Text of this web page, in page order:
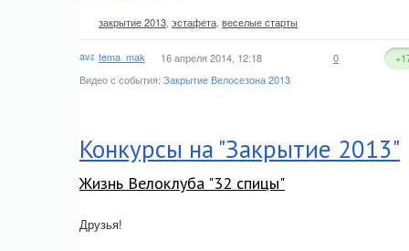
закрытие 2013 эстафета веселые старты
tema_mak 16 апреля 2014, 12:18 0
Видео с события: Закрытие Велосезона 2013
Конкурсы на "Закрытие 2013"
Жизнь Велоклуба "32 спицы"
Друзья!